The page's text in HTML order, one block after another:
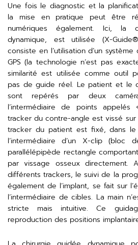
Une fois le diagnostic et la
la mise en pratique peut être
numériques également. Ici, la
dynamique, est utilisée (X-
consiste en l’utilisation d’un
GPS (la technologie n’est pas
similarité est utilisée comme outil
pas de guide réel. Le patient et le
sont repérés par deux
l’intermédiaire de points
tracker du contre-angle est vissé sur
tracker du patient est fixé, dans
l’intermédiaire d’un X-clip
parallélépipède rectangle
par vissage osseux directement.
différents trackers, le suivi de la
également de l’implant, se fait sur
l’intermédiaire de cibles. La main
stricte mais intuitive. Ce
reproduction des positions